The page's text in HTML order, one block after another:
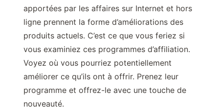
apportées par les affaires sur Internet et hors
ligne prennent la forme d’améliorations des
produits actuels. C’est ce que vous feriez si
vous examiniez ces programmes d’affiliation.
Voyez où vous pourriez potentiellement
améliorer ce qu’ils ont à offrir. Prenez leur
programme et offrez-le avec une touche de
nouveauté.